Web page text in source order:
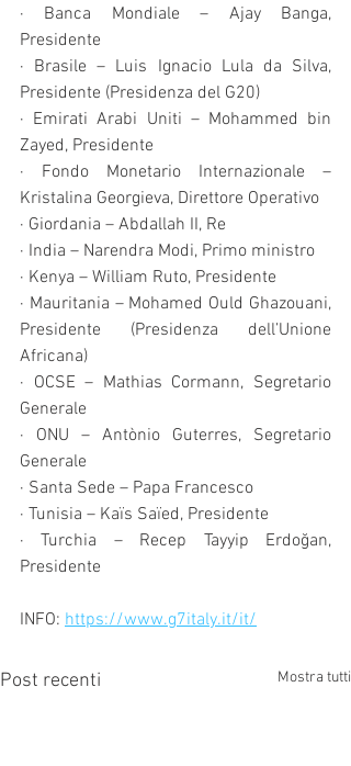
· Banca Mondiale – Ajay Banga,
Presidente
· Brasile – Luis Ignacio Lula da Silva,
Presidente (Presidenza del G20)
· Emirati Arabi Uniti – Mohammed bin
Zayed, Presidente
· Fondo Monetario Internazionale –
Kristalina Georgieva, Direttore Operativo
· Giordania – Abdallah II, Re
· India – Narendra Modi, Primo ministro
· Kenya – William Ruto, Presidente
· Mauritania – Mohamed Ould Ghazouani,
Presidente (Presidenza dell’Unione
Africana)
· OCSE – Mathias Cormann, Segretario
Generale
· ONU – Antònio Guterres, Segretario
Generale
· Santa Sede – Papa Francesco
· Tunisia – Kaïs Saïed, Presidente
· Turchia – Recep Tayyip Erdoğan,
Presidente
INFO: https://www.g7italy.it/it/
Post recenti Mostra tutti